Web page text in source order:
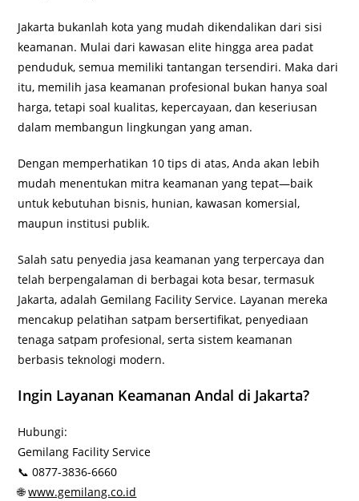
Jakarta bukanlah kota yang mudah dikendalikan dari sisi
keamanan. Mulai dari kawasan elite hingga area padat
penduduk, semua memiliki tantangan tersendiri. Maka dari
itu, memilih jasa keamanan profesional bukan hanya soal
harga, tetapi soal kualitas, kepercayaan, dan keseriusan
dalam membangun lingkungan yang aman.
Dengan memperhatikan 10 tips di atas, Anda akan lebih
mudah menentukan mitra keamanan yang tepat—baik
untuk kebutuhan bisnis, hunian, kawasan komersial,
maupun institusi publik.
Salah satu penyedia jasa keamanan yang terpercaya dan
telah berpengalaman di berbagai kota besar, termasuk
Jakarta, adalah Gemilang Facility Service. Layanan mereka
mencakup pelatihan satpam bersertifikat, penyediaan
tenaga satpam profesional, serta sistem keamanan
berbasis teknologi modern.
Ingin Layanan Keamanan Andal di Jakarta?
Hubungi:
Gemilang Facility Service
📞 0877-3836-6660
🌐www.gemilang.co.id